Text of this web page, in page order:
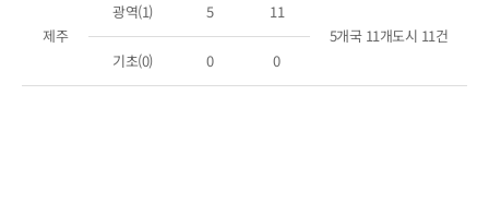
제주
광역(1) 5
11
5개국 11개도시 11건
기초(0)
0 0